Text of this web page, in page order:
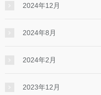
2024年12月
2024年8月
2024年2月
2023年12月